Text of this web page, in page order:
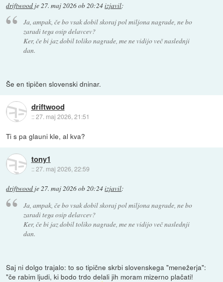
driftwood je27. maj 2026 ob 20:24izjavil:
Ja, ampak, če bo vsak dobil skoraj pol miljona nagrade, ne bo
zaradi tega osip delavcev?
Ker, če bi jaz dobil toliko nagrade, me ne vidijo več naslednji
dan.
Še en tipičen slovenski dninar.
driftwood
::27. maj 2026, 21:51
Ti s pa glauni kle, al kva?
tony1
::27. maj 2026, 22:59
driftwood je27. maj 2026 ob 20:24izjavil:
Ja, ampak, če bo vsak dobil skoraj pol miljona nagrade, ne bo
zaradi tega osip delavcev?
Ker, če bi jaz dobil toliko nagrade, me ne vidijo več naslednji
dan.
Saj ni dolgo trajalo: to so tipične skrbi slovenskega "menežerja":
"če rabim ljudi, ki bodo trdo delali jih moram mizerno plačati!